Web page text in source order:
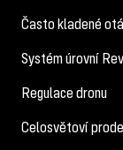
Často kladené
Systém úrovní
Regulace dronu
Celosvětoví